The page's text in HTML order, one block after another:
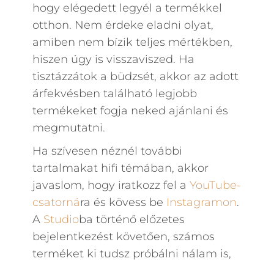
hogy elégedett legyél a termékkel
otthon. Nem érdeke eladni olyat,
amiben nem bízik teljes mértékben,
hiszen úgy is visszaviszed. Ha
tisztázzátok a büdzsét, akkor az adott
árfekvésben található legjobb
termékeket fogja neked ajánlani és
megmutatni.
Ha szívesen néznél további
tartalmakat hifi témában, akkor
javaslom, hogy iratkozz fel a YouTube-
csatornára és kövess be Instagramon.
A Studioba történő előzetes
bejelentkezést követően, számos
terméket ki tudsz próbálni nálam is,